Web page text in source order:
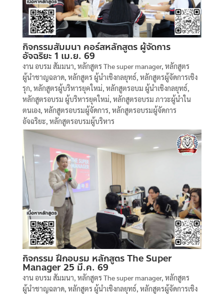
กิจกรรมสัมมนา คอร์สหลักสูตร ผู้จัดการ
อัจฉริยะ 1 เม.ย. 69
งาน อบรม สัมมนา หลักสูตร The super manager, หลักสูตร
ผู้นำชาญฉลาด, หลักสูตร ผู้นำเชิงกลยุทธ์ หลักสูตรผู้จัดการเชิง
รุก, หลักสูตรผู้บริหารยุคใหม่ หลักสูตรอบม ผู้นำเชิงกลยุทธ์
หลักสูตรอบรม ผู้บริหารยุคใหม่ หลักสูตรอบรม ภาวะผู้นำใน
ตนเอง, หลักสูตรอบรมผู้จัดการ หลักสูตรอบรมผู้จัดการ
อัจฉริยะ หลักสูตรอบรมผู้บริหาร
กิจกรรม ฝึกอบรม หลักสูตร The Super
Manager 25 มี.ค. 69
งาน อบรม สัมมนา หลักสูตร The super manager, หลักสูตร
ผู้นำชาญฉลาด, หลักสูตร ผู้นำเชิงกลยุทธ์ หลักสูตรผู้จัดการเชิง